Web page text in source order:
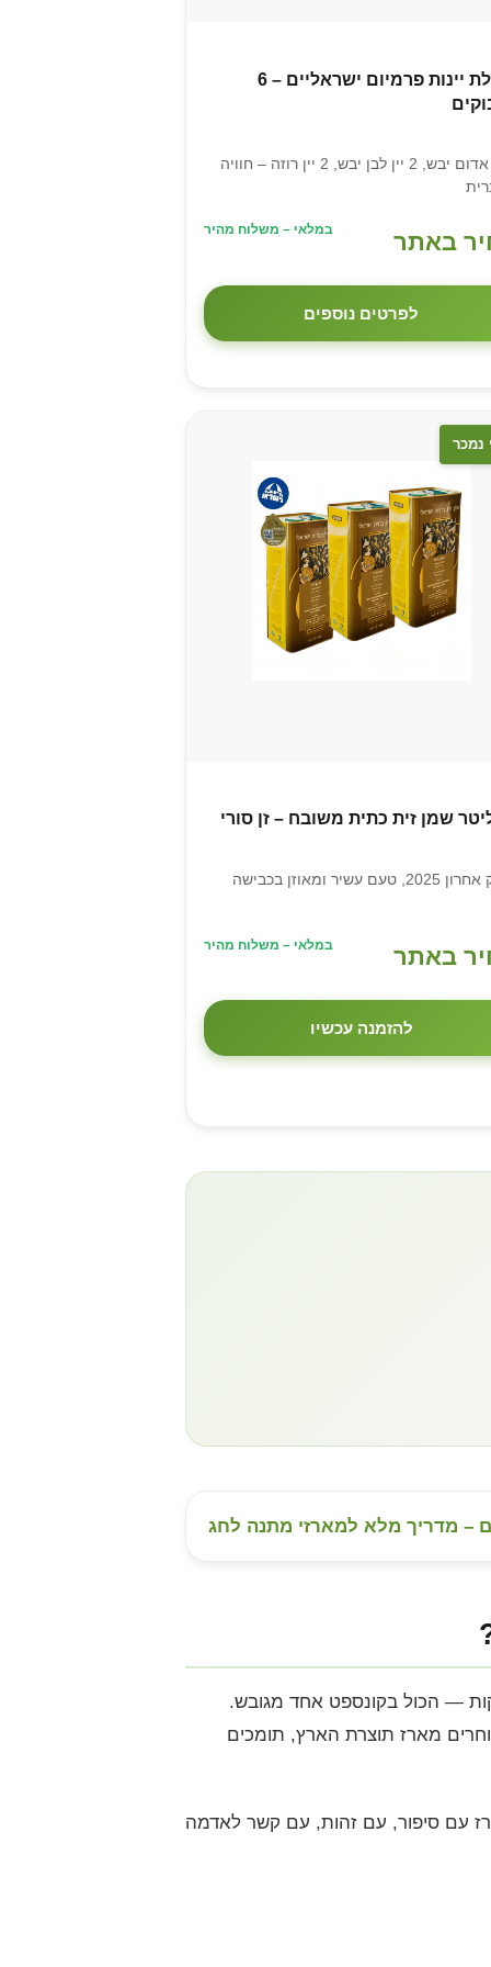
חבילת יינות פרמיום ישראליים – 6
2 יין אדום יבש, 2 יין לבן יבש, 2 יין רוזה – חוויה
באתר במלאי – משלוח מהיר
לפרטים נוספים
נמכר
מסיק אחרון 2025, טעם עשיר ומאוזן בכבישה
באתר במלאי – משלוח מהיר
להזמנה עכשיו
– מדריך מלא למארזי מתנה לחג
— הכול בקונספט אחד מגובש.
מארז תוצרת הארץ, תומכים
הברור: מארז עם סיפור, עם זהות, עם קשר לאדמה